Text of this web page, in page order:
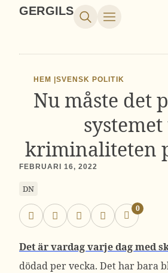
GERGILS
HEM |SVENSK POLITIK
Nu måste det
systemet
kriminaliteten
FEBRUARI 16, 2022
DN
0
Det är vardag varje dag med
dödad per vecka. Det har bara